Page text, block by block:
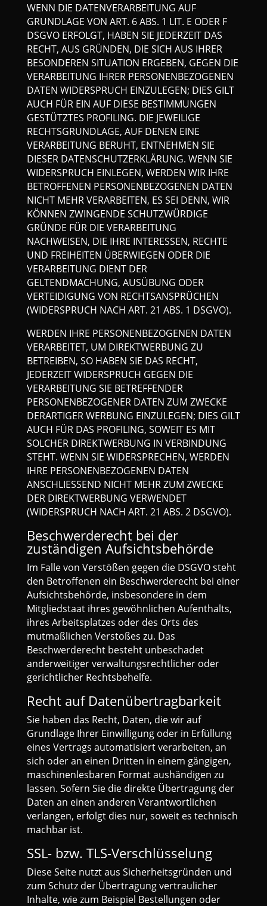
WENN DIE DATENVERARBEITUNG AUF
GRUNDLAGE VON ART. 6 ABS. 1 LIT. E ODER F
DSGVO ERFOLGT, HABEN SIE JEDERZEIT DAS
RECHT, AUS GRÜNDEN, DIE SICH AUS IHRER
BESONDEREN SITUATION ERGEBEN, GEGEN DIE
VERARBEITUNG IHRER PERSONENBEZOGENEN
DATEN WIDERSPRUCH EINZULEGEN; DIES GILT
AUCH FÜR EIN AUF DIESE BESTIMMUNGEN
GESTÜTZTES PROFILING. DIE JEWEILIGE
RECHTSGRUNDLAGE, AUF DENEN EINE
VERARBEITUNG BERUHT, ENTNEHMEN SIE
DIESER DATENSCHUTZERKLÄRUNG. WENN SIE
WIDERSPRUCH EINLEGEN, WERDEN WIR IHRE
BETROFFENEN PERSONENBEZOGENEN DATEN
NICHT MEHR VERARBEITEN, ES SEI DENN, WIR
KÖNNEN ZWINGENDE SCHUTZWÜRDIGE
GRÜNDE FÜR DIE VERARBEITUNG
NACHWEISEN, DIE IHRE INTERESSEN, RECHTE
UND FREIHEITEN ÜBERWIEGEN ODER DIE
VERARBEITUNG DIENT DER
GELTENDMACHUNG, AUSÜBUNG ODER
VERTEIDIGUNG VON RECHTSANSPRÜCHEN
(WIDERSPRUCH NACH ART. 21 ABS. 1 DSGVO).
WERDEN IHRE PERSONENBEZOGENEN DATEN
VERARBEITET, UM DIREKTWERBUNG ZU
BETREIBEN, SO HABEN SIE DAS RECHT,
JEDERZEIT WIDERSPRUCH GEGEN DIE
VERARBEITUNG SIE BETREFFENDER
PERSONENBEZOGENER DATEN ZUM ZWECKE
DERARTIGER WERBUNG EINZULEGEN; DIES GILT
AUCH FÜR DAS PROFILING, SOWEIT ES MIT
SOLCHER DIREKTWERBUNG IN VERBINDUNG
STEHT. WENN SIE WIDERSPRECHEN, WERDEN
IHRE PERSONENBEZOGENEN DATEN
ANSCHLIESSEND NICHT MEHR ZUM ZWECKE
DER DIREKTWERBUNG VERWENDET
(WIDERSPRUCH NACH ART. 21 ABS. 2 DSGVO).
Beschwerde­recht bei der
zuständigen Aufsichts­behörde
Im Falle von Verstößen gegen die DSGVO steht
den Betroffenen ein Beschwerderecht bei einer
Aufsichtsbehörde, insbesondere in dem
Mitgliedstaat ihres gewöhnlichen Aufenthalts,
ihres Arbeitsplatzes oder des Orts des
mutmaßlichen Verstoßes zu. Das
Beschwerderecht besteht unbeschadet
anderweitiger verwaltungsrechtlicher oder
gerichtlicher Rechtsbehelfe.
Recht auf Daten­übertrag­barkeit
Sie haben das Recht, Daten, die wir auf
Grundlage Ihrer Einwilligung oder in Erfüllung
eines Vertrags automatisiert verarbeiten, an
sich oder an einen Dritten in einem gängigen,
maschinenlesbaren Format aushändigen zu
lassen. Sofern Sie die direkte Übertragung der
Daten an einen anderen Verantwortlichen
verlangen, erfolgt dies nur, soweit es technisch
machbar ist.
SSL- bzw. TLS-Verschlüsselung
Diese Seite nutzt aus Sicherheitsgründen und
zum Schutz der Übertragung vertraulicher
Inhalte, wie zum Beispiel Bestellungen oder